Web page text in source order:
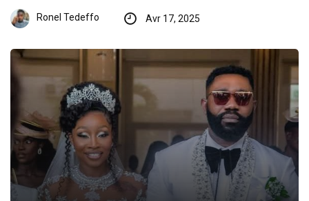
Ronel Tedeffo Avr 17, 2025